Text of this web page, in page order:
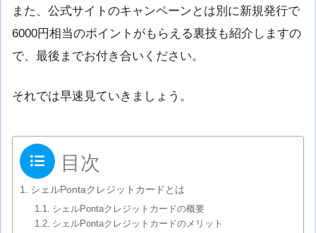
また、公式サイトのキャンペーンとは別に新規発行で
6000円相当のポイントがもらえる裏技も紹介しますの
で、最後までお付き合いください。
それでは早速見ていきましょう。
目次
シェルPontaクレジットカードとは
シェルPontaクレジットカードの概要
シェルPontaクレジットカードのメリット